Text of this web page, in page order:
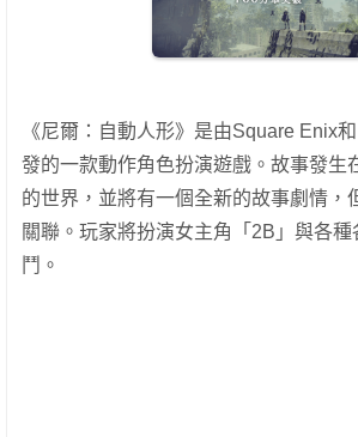
《尼爾：自動人形》是由Square Enix
發的一款動作角色扮演遊戲。故事發生
的世界，並將有一個全新的故事劇情，
關聯。玩家將扮演女主角「2B」與各
鬥。